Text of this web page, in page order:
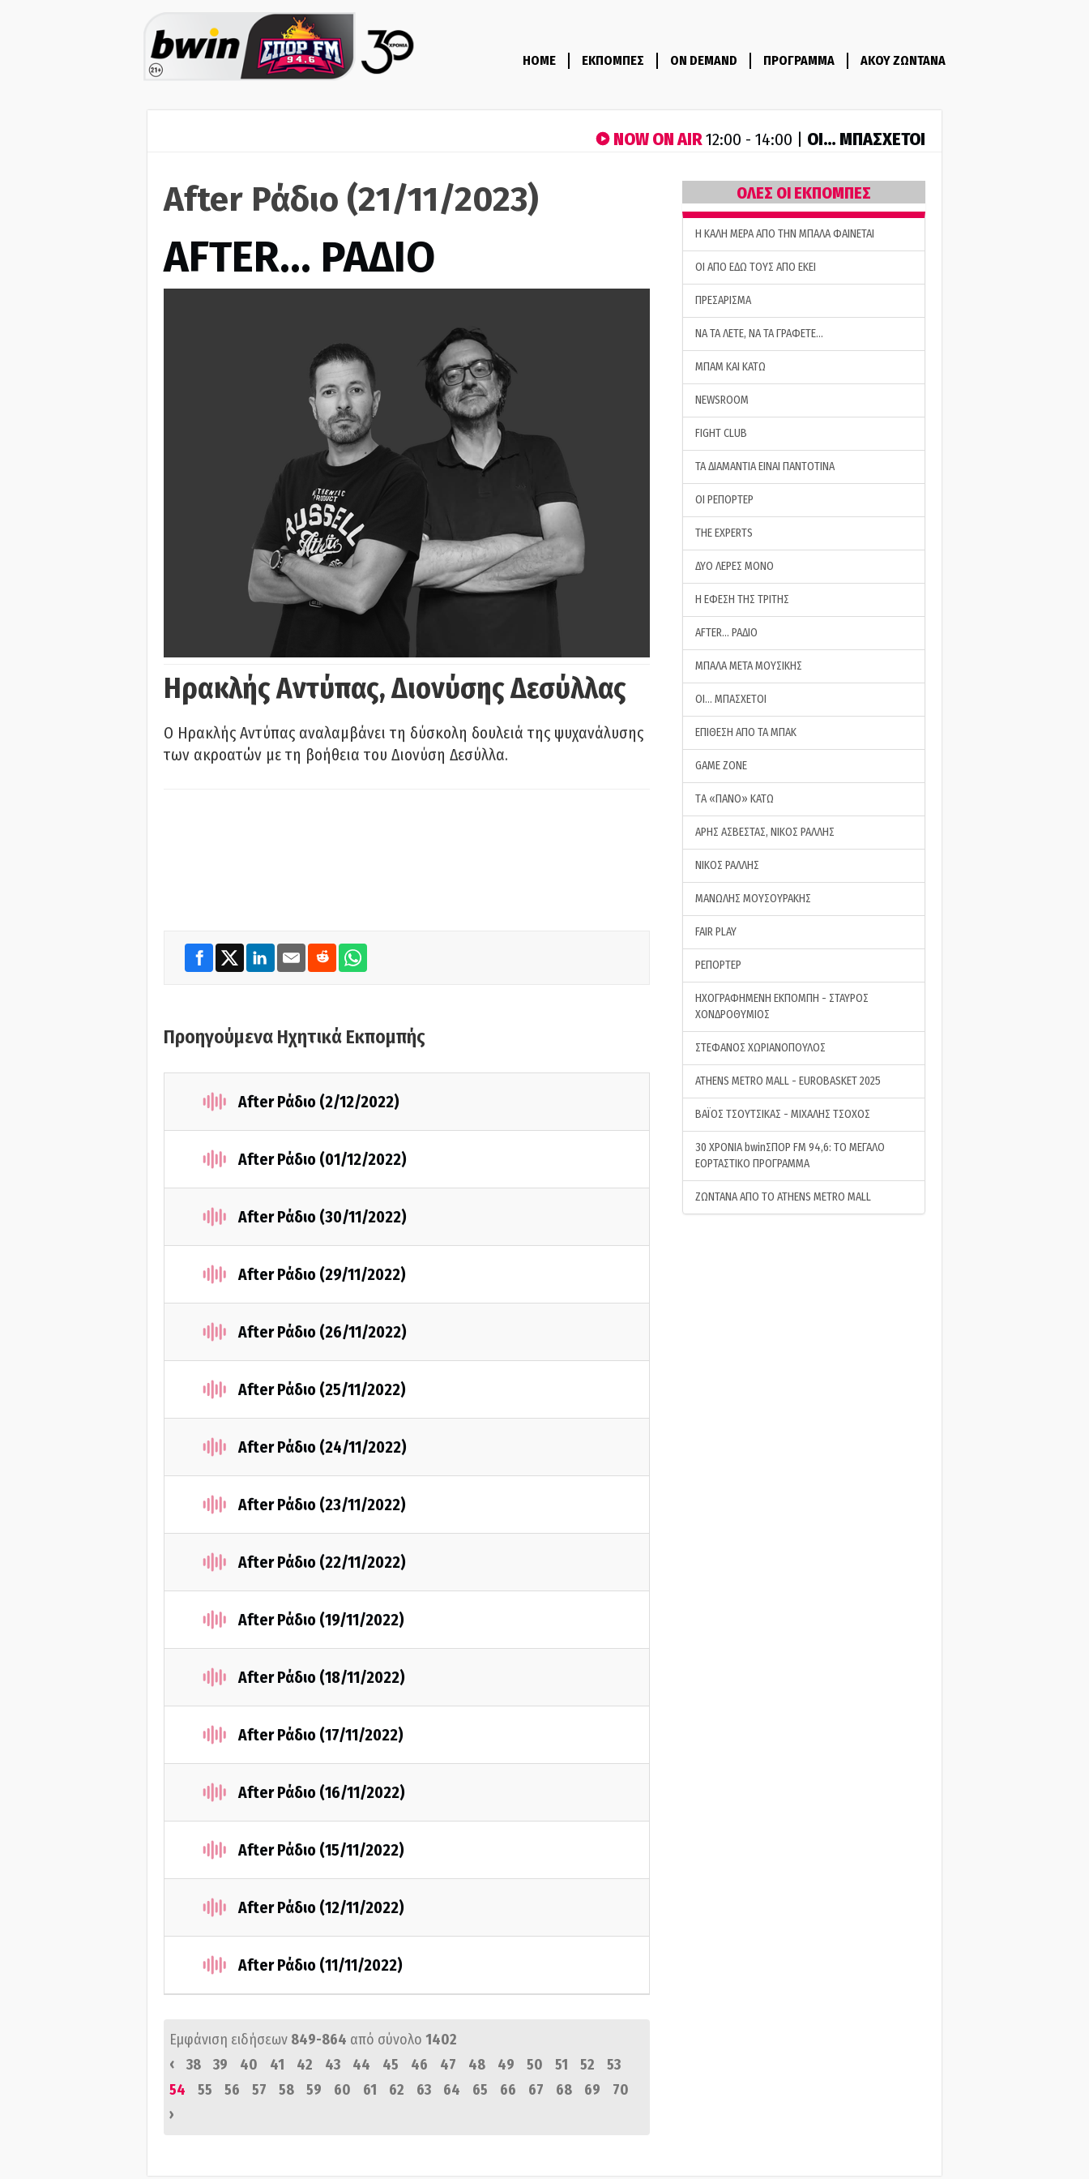
HOME ΕΚΠΟΜΠΕΣ ON DEMAND ΠΡΟΓΡΑΜΜΑ ΑΚΟΥ ΖΩΝΤΑΝΑ
NOW ON AIR12:00 - 14:00 | ΟΙ… ΜΠΑΣΧΕΤΟΙ
After Ράδιο (21/11/2023)
AFTER… ΡΑΔΙΟ
Ηρακλής Αντύπας, Διονύσης Δεσύλλας
Ο Ηρακλής Αντύπας αναλαμβάνει τη δύσκολη δουλειά της ψυχανάλυσης
των ακροατών με τη βοήθεια του Διονύση Δεσύλλα.
Προηγούμενα Ηχητικά Εκπομπής
After Ράδιο (2/12/2022)
After Ράδιο (01/12/2022)
After Ράδιο (30/11/2022)
After Ράδιο (29/11/2022)
After Ράδιο (26/11/2022)
After Ράδιο (25/11/2022)
After Ράδιο (24/11/2022)
After Ράδιο (23/11/2022)
After Ράδιο (22/11/2022)
After Ράδιο (19/11/2022)
After Ράδιο (18/11/2022)
After Ράδιο (17/11/2022)
After Ράδιο (16/11/2022)
After Ράδιο (15/11/2022)
After Ράδιο (12/11/2022)
After Ράδιο (11/11/2022)
Εμφάνιση ειδήσεων 849-864 από σύνολο 1402
‹
38 39 40 41 42 43 44 45 46 47 48 49 50 51 52
53
54
55 56 57 58 59 60 61 62 63 64 65 66 67 68 69
70
›
ΟΛΕΣ ΟΙ ΕΚΠΟΜΠΕΣ
H ΚΑΛΗ ΜΕΡΑ ΑΠΟ ΤΗΝ ΜΠΑΛΑ ΦΑΙΝΕΤΑΙ
ΟΙ ΑΠΟ ΕΔΩ ΤΟΥΣ ΑΠΟ ΕΚΕΙ
ΠΡΕΣΑΡΙΣΜΑ
ΝΑ ΤΑ ΛΕΤΕ, ΝΑ ΤΑ ΓΡΑΦΕΤΕ…
ΜΠΑΜ ΚΑΙ ΚΑΤΩ
NEWSROOM
FIGHT CLUB
ΤΑ ΔΙΑΜΑΝΤΙΑ ΕΙΝΑΙ ΠΑΝΤΟΤΙΝΑ
ΟΙ ΡΕΠΟΡΤΕΡ
THE EXPERTS
ΔΥΟ ΛΕΡΕΣ ΜΟΝΟ
Η ΕΦΕΣΗ ΤΗΣ ΤΡΙΤΗΣ
AFTER… ΡΑΔΙΟ
ΜΠΑΛΑ ΜΕΤΑ ΜΟΥΣΙΚΗΣ
ΟΙ… ΜΠΑΣΧΕΤΟΙ
ΕΠΙΘΕΣΗ ΑΠΟ ΤΑ ΜΠΑΚ
GAME ZONE
ΤA «ΠΑΝΟ» ΚΑΤΩ
ΑΡΗΣ ΑΣΒΕΣΤΑΣ, ΝΙΚΟΣ ΡΑΛΛΗΣ
ΝΙΚΟΣ ΡΑΛΛΗΣ
ΜΑΝΩΛΗΣ ΜΟΥΣΟΥΡΑΚΗΣ
FAIR PLAY
ΡΕΠΟΡΤΕΡ
ΗΧΟΓΡΑΦΗΜΕΝΗ ΕΚΠΟΜΠΗ - ΣΤΑΥΡΟΣ
ΧΟΝΔΡΟΘΥΜΙΟΣ
ΣΤΕΦΑΝΟΣ ΧΩΡΙΑΝΟΠΟΥΛΟΣ
ATHENS METRO MALL - EUROBASKET 2025
ΒΑΪΟΣ ΤΣΟΥΤΣΙΚΑΣ - ΜΙΧΑΛΗΣ ΤΣΟΧΟΣ
30 ΧΡΟΝΙΑ bwinΣΠΟΡ FM 94,6: ΤΟ ΜΕΓΑΛΟ
ΕΟΡΤΑΣΤΙΚΟ ΠΡΟΓΡΑΜΜΑ
ΖΩΝΤΑΝΑ ΑΠΟ ΤΟ ATHENS METRO MALL